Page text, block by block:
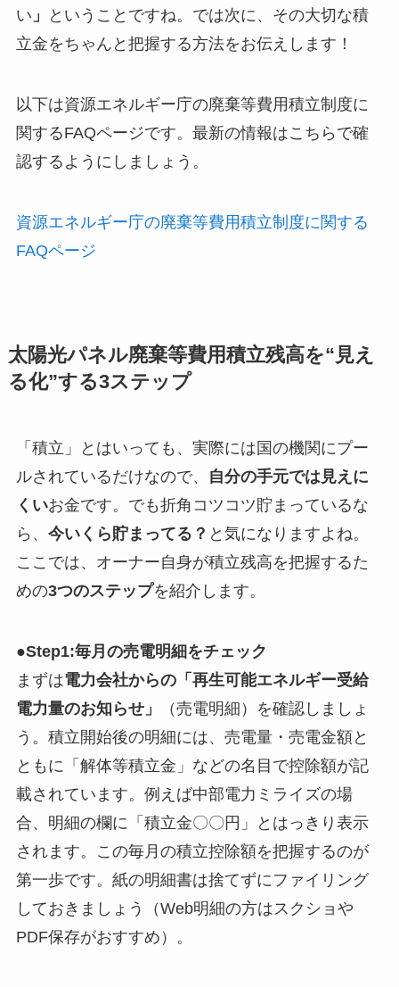
い 」
ということですね。では次に、その大切な積
立金をちゃんと把握する方法をお伝えします！
以下は資源エネルギー庁の廃棄等費用積立制度に
関するFAQページです。最新の情報はこちらで確
認するようにしましょう。
資源エネルギー庁の廃棄等費用積立制度に関する
FAQページ
太陽光パネル廃棄等費用積立残高を“見え
る化”する3ステップ
「積立」とはいっても、実際には国の機関にプー
ルされているだけなので、
自分の手元では見えに
くいお金です。でも折角コツコツ貯まっているな
ら、 今いくら貯まってる？ と気になりますよね。
ここでは、オーナー自身が積立残高を把握するた
めの3つのステップを紹介します。
●Step1:毎月の売電明細をチェック
まずは電力会社からの「再生可能エネルギー受給
電力量のお知らせ」
（売電明細）を確認しましょ
う。積立開始後の明細には、売電量・売電金額と
ともに「解体等積立金」などの名目で控除額が記
載されています。例えば中部電力ミライズの場
合、明細の欄に「積立金〇〇円」とはっきり表示
されます。この毎月の積立控除額を把握するのが
第一歩です。紙の明細書は捨てずにファイリング
しておきましょう（Web明細の方はスクショや
PDF保存がおすすめ）。